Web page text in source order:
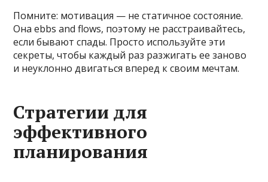
Помните: мотивация — не статичное состояние.
Она ebbs and flows, поэтому не расстраивайтесь,
если бывают спады. Просто используйте эти
секреты, чтобы каждый раз разжигать ее заново
и неуклонно двигаться вперед к своим мечтам.
Стратегии для
эффективного
планирования